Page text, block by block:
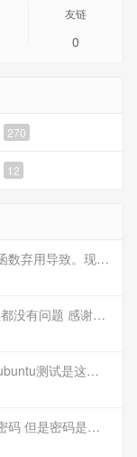
友链
0
270
12
已经处理，因为是PHP版本更新有函数弃用导致。现已经修复
之前使用大佬的ros阿里云解析一直都没有问题 感谢大佬 但上个月开始阿里云的解析返回日志总是出错 日志值为alidns update error,不知为什么 所以请教一下大佬
本地环境已经测试，目前debian和ubuntu测试是这样的，可能就是第1设备是光驱的问题，没把文件导入进去吧
还一个问题，安装成功后，设置了密码 但是密码是空的